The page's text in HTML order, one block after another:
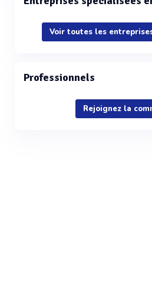
Voir toutes les
Professionnels
Rejoignez la